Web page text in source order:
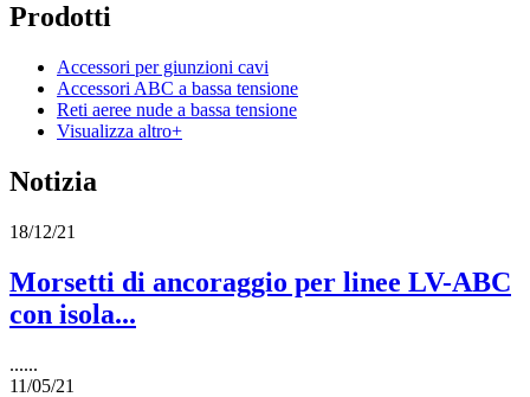
Prodotti
Accessori per giunzioni cavi
Accessori ABC a bassa tensione
Reti aeree nude a bassa tensione
Visualizza altro+
Notizia
18/12/21
Morsetti di ancoraggio per linee LV-ABC
con isola...
......
11/05/21